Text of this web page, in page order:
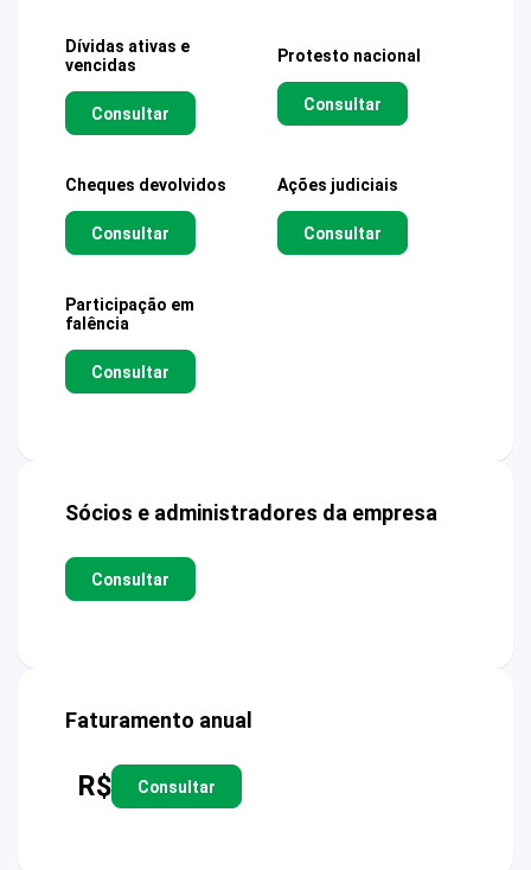
Dívidas ativas e
vencidas
Consultar
Protesto nacional
Consultar
Cheques devolvidos
Consultar
Ações judiciais
Consultar
Participação em
falência
Consultar
Sócios e administradores da empresa
Consultar
Faturamento anual
R$ Consultar